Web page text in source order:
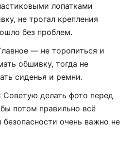
лопатками
не трогал крепления
без проблем.
— не торопиться и
обшивку, тогда не
сиденья и ремни.
: Советую делать фото перед
потом правильно всё
безопасности очень важно не